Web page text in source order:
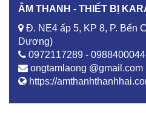
ÂM THANH - THIẾT BỊ
Đ. NE4 ấp 5, KP 8, P. Bến
Dương)
0972117289 - 0988400044
ongtamlaong @gmail.com
https://